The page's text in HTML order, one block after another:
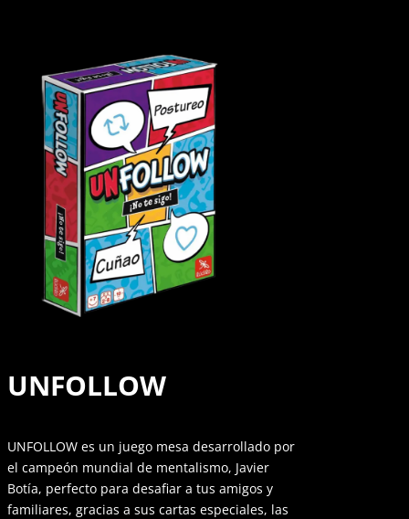
UNFOLLOW
UNFOLLOW es un juego mesa desarrollado por
el campeón mundial de mentalismo, Javier
Botía, perfecto para desafiar a tus amigos y
familiares, gracias a sus cartas especiales, las